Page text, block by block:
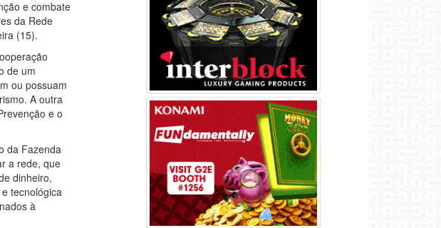
e combate
da Rede
(15).
de um
ou possuam
A outra
e o
da Fazenda
a rede, que
dinheiro,
tecnológica
à